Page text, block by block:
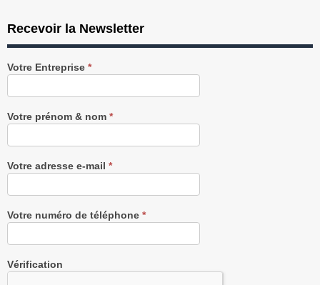
Recevoir la Newsletter
Recevez
notre
gratuitement
Votre Entreprise *
Votre prénom & nom *
Votre adresse e-mail *
Votre numéro de téléphone *
Vérification